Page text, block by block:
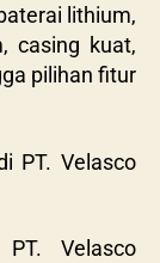
lithium,
casing kuat,
pilihan fitur
PT. Velasco
PT. Velasco